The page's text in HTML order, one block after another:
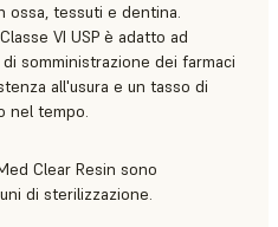
ossa, tessuti e dentina.
VI USP è adatto ad
somministrazione dei farmaci
all'usura e un tasso di
nel tempo.
Clear Resin sono
di sterilizzazione.